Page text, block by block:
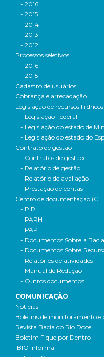
- 2016
- 2015
- 2014
- 2013
- 2012
Processos seletivos
- 2016
- 2015
Cadastro de usuários
Cobrança e arrecadação
Legislação de recursos hídricos
- Legislação Federal
- Legislação do estado de
- Legislação do estado do
Contrato de gestão
- Contratos de gestão
- Relatório de gestão
- Relatório de avaliação
- Prestação de contas
Centro de documentação
- PIRH
- PARH
- PAP
- Documentos Sobre a Bacia
- Documentos Sobre
- Relatórios de atividades
- Manual de Redação
- Outros documentos
COMUNICAÇÃO
Notícias
Boletins de monitoramento e
Revista Bacia do Rio Doce
Boletim Fique por Dentro
IBIO Informa